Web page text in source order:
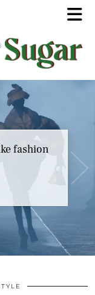
fashion
confort en